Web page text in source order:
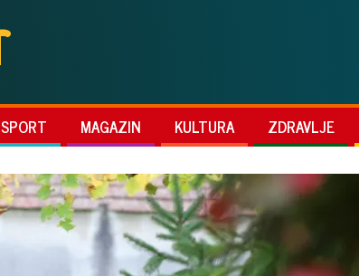
SPORT MAGAZIN KULTURA ZDRAVLJE